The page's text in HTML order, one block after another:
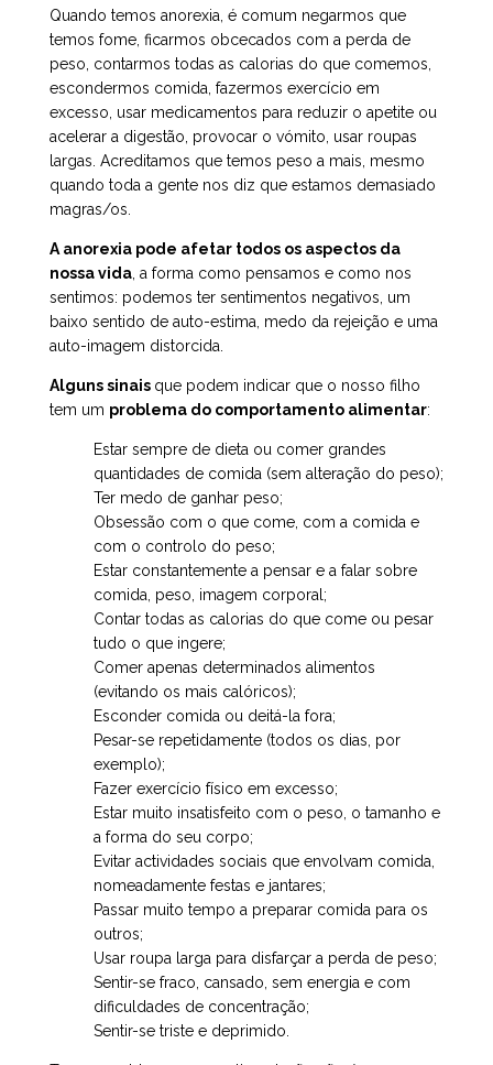
Quando temos anorexia, é comum negarmos que
temos fome, ficarmos obcecados com a perda de
peso, contarmos todas as calorias do que comemos,
escondermos comida, fazermos exercício em
excesso, usar medicamentos para reduzir o apetite ou
acelerar a digestão, provocar o vómito, usar roupas
largas. Acreditamos que temos peso a mais, mesmo
quando toda a gente nos diz que estamos demasiado
magras/os.
A anorexia pode afetar todos os aspectos da
nossa vida , a forma como pensamos e como nos
sentimos: podemos ter sentimentos negativos, um
baixo sentido de auto-estima, medo da rejeição e uma
auto-imagem distorcida.
Alguns sinais que podem indicar que o nosso filho
tem um problema do comportamento alimentar:
Estar sempre de dieta ou comer grandes
quantidades de comida (sem alteração do peso);
Ter medo de ganhar peso;
Obsessão com o que come, com a comida e
com o controlo do peso;
Estar constantemente a pensar e a falar sobre
comida, peso, imagem corporal;
Contar todas as calorias do que come ou pesar
tudo o que ingere;
Comer apenas determinados alimentos
(evitando os mais calóricos);
Esconder comida ou deitá-la fora;
Pesar-se repetidamente (todos os dias, por
exemplo);
Fazer exercício físico em excesso;
Estar muito insatisfeito com o peso, o tamanho e
a forma do seu corpo;
Evitar actividades sociais que envolvam comida,
nomeadamente festas e jantares;
Passar muito tempo a preparar comida para os
outros;
Usar roupa larga para disfarçar a perda de peso;
Sentir-se fraco, cansado, sem energia e com
dificuldades de concentração;
Sentir-se triste e deprimido.